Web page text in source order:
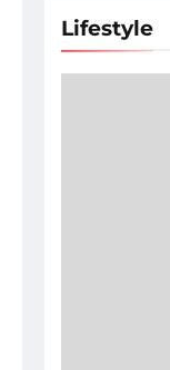
Lifestyle